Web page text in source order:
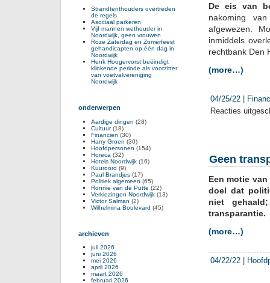
De eis van
nakoming
afgewezen.
inmiddels
rechtbank Den
(more…)
04/25/22
Reacties
Geen
Een motie
doel dat
niet
transparantie.
(more…)
04/22/22
Strandtenthouders overtreden
de regels
Asociaal parkeren
Vijf mannen wethouder in
Noordwijk, geen vrouwen
Roze Zaterdag en Zomerfeest
gehandicapten op één dag in
Noordwijk
Henk Hoogervorst beëindigt
klinkende periode als voorzitter
van voetvalvereniging
Noordwijk
onderwerpen
Aardige dingen (28)
Cultuur(18)
Financiën (30)
Harry Groen (30)
Hoofdpersonen (154)
Horeca (32)
Hotels Noordwijk (16)
Kuuroord (9)
Paul Brandjes (17)
Politiek algemeen (65)
Ronnie van de Putte (22)
Verkiezingen Noordwijk (13)
Victor Salman (2)
Wilhelmina Boulevard (45)
archieven
juli 2026
juni 2026
mei 2026
april 2026
maart 2026
februari 2026